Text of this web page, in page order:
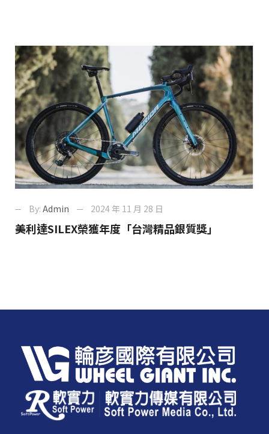
By: Admin 2024 年 11 月 28 日
美利達SILEX榮獲年度「台灣精品銀質獎」